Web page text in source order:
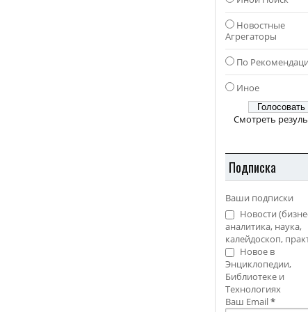
Новостные
Агрегаторы
По
Иное
Смотреть
Подписка
Ваши подписки
Новости
аналитика, наука,
калейдоскоп,
Новое в
Энциклопедии,
Библиотеке и
Технологиях
Ваш Email*